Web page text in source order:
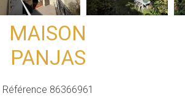
MAISON
PANJAS
Référence 86366961